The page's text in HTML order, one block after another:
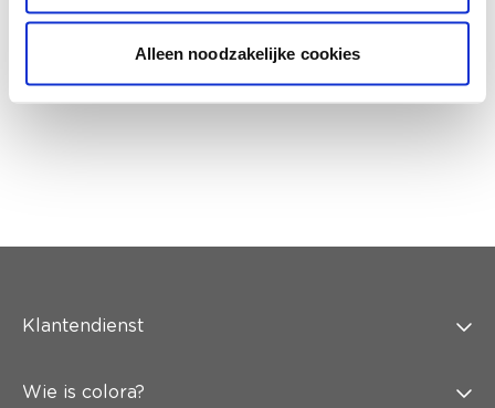
Alleen noodzakelijke cookies
Krijg ineens een technologische check-up
Klantendienst
Wie is colora?